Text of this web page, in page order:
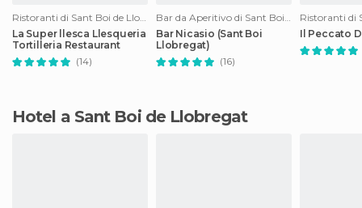
Ristoranti di Sant Boi de Llobregat
La Super llesca Llesqueria
Tortilleria Restaurant
(14)
Bar da Aperitivo di Sant Boi de Llobregat
Bar Nicasio (Sant Boi
Llobregat)
(16)
Il Peccato
Hotel a Sant Boi de Llobregat